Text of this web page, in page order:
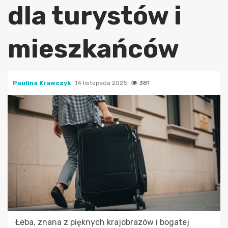
dla turystów i
mieszkańców
Paulina Krawczyk 14 listopada 2025 381
Łeba, znana z pięknych krajobrazów i bogatej